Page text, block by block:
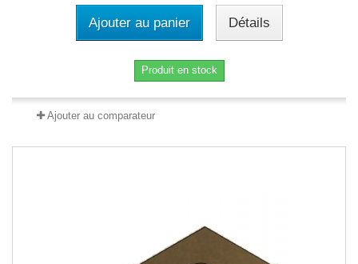
Ajouter au panier Détails
Produit en stock
Ajouter au comparateur